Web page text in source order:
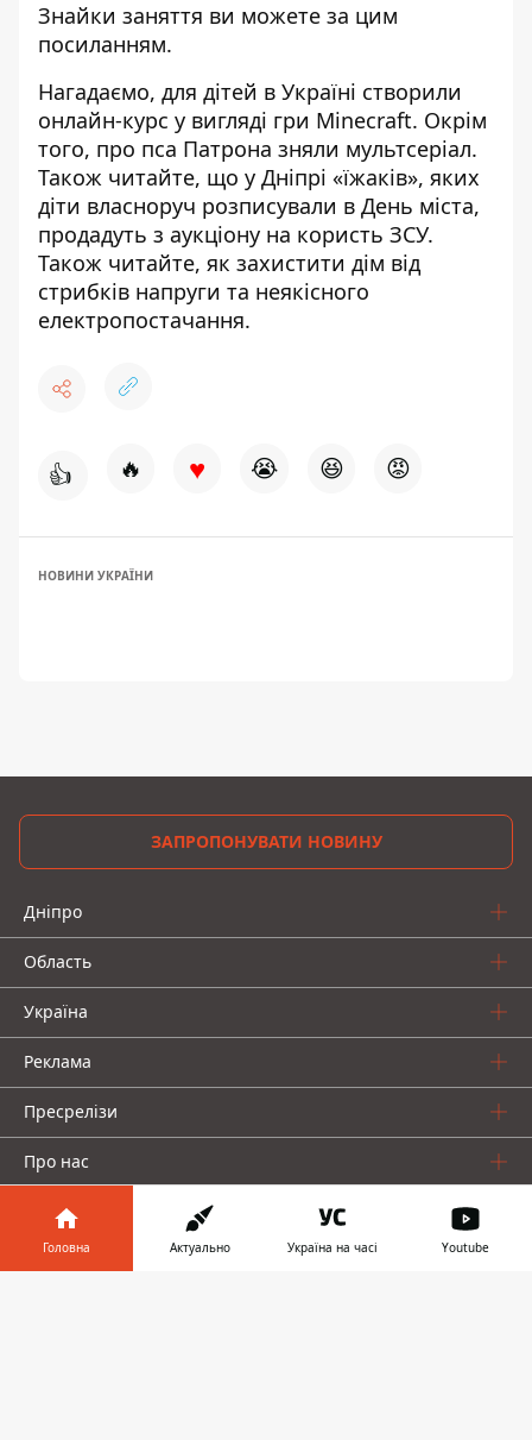
Знайки заняття ви можете за цим
посиланням.
Нагадаємо, для дітей в Україні створили
онлайн-курс у вигляді гри Minecraft. Окрім
того, про пса Патрона зняли мультсеріал.
Також читайте, що у Дніпрі «їжаків», яких
діти власноруч розписували в День міста,
продадуть з аукціону на користь ЗСУ.
Також читайте, як захистити дім від
стрибків напруги та неякісного
електропостачання.
👍 🔥 ♥ 😭 😆 😡
НОВИНИ УКРАЇНИ
ЗАПРОПОНУВАТИ НОВИНУ
Дніпро
Область
Україна
Реклама
Пресрелізи
Про нас
Головна Актуально Україна на часі Youtube